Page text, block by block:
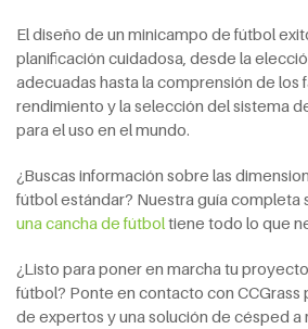
El diseño de un minicampo de fútbol
planificación cuidadosa, desde la
adecuadas hasta la comprensión de los
rendimiento y la selección del sistema
para el uso en el mundo.
¿Buscas información sobre las
fútbol estándar? Nuestra guía completa
una cancha de fútboltiene todo lo que
¿Listo para poner en marcha tu
fútbol? Ponte en contacto con CCGrass
de expertos y una solución de césped